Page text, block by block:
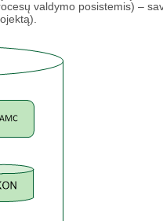
valdymo posistemis) –